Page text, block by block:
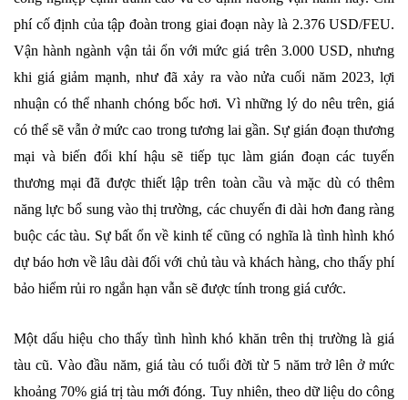
phí cố định của tập đoàn trong giai đoạn này là 2.376 USD/FEU.
Vận hành ngành vận tải ổn với mức giá trên 3.000 USD, nhưng
khi giá giảm mạnh, như đã xảy ra vào nửa cuối năm 2023, lợi
nhuận có thể nhanh chóng bốc hơi. Vì những lý do nêu trên, giá
có thể sẽ vẫn ở mức cao trong tương lai gần. Sự gián đoạn thương
mại và biến đổi khí hậu sẽ tiếp tục làm gián đoạn các tuyến
thương mại đã được thiết lập trên toàn cầu và mặc dù có thêm
năng lực bổ sung vào thị trường, các chuyến đi dài hơn đang ràng
buộc các tàu. Sự bất ổn về kinh tế cũng có nghĩa là tình hình khó
dự báo hơn về lâu dài đối với chủ tàu và khách hàng, cho thấy phí
bảo hiểm rủi ro ngắn hạn vẫn sẽ được tính trong giá cước.
Một dấu hiệu cho thấy tình hình khó khăn trên thị trường là giá
tàu cũ. Vào đầu năm, giá tàu có tuổi đời từ 5 năm trở lên ở mức
khoảng 70% giá trị tàu mới đóng. Tuy nhiên, theo dữ liệu do công